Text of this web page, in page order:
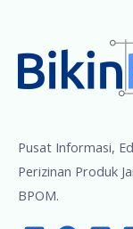
Pusat Informasi,
Perizinan Produk
BPOM.